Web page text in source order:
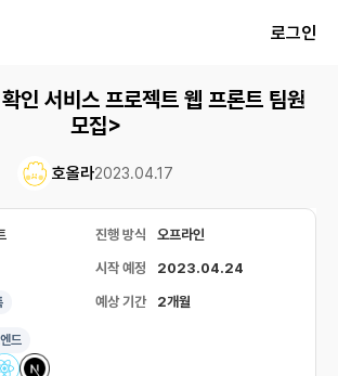
로그인
인 서비스 프로젝트 웹 프론트 팀원
모집>
호올라2023.04.17
진행 방식 오프라인
시작 예정 2023.04.24
예상 기간 2개월
드